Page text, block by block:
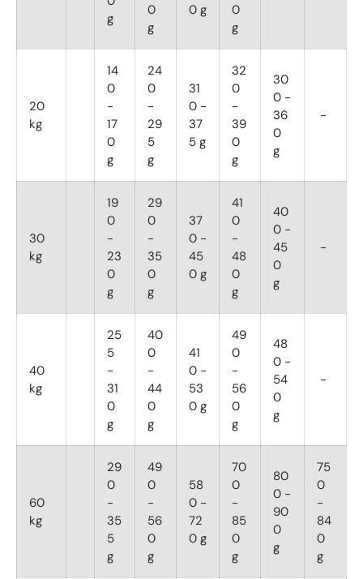
g
0
g
0 g
0
g
20
kg
14
0
-
17
0
g
24
0
-
29
5
g
31
0 -
37
5 g
32
0
-
39
0
g
30
0 -
36
0
g
-
30
kg
19
0
-
23
0
g
29
0
-
35
0
g
37
0 -
45
0 g
41
0
-
48
0
g
40
0 -
45
0
g
-
40
kg
25
5
-
31
0
g
40
0
-
44
0
g
41
0 -
53
0 g
49
0
-
56
0
g
48
0 -
54
0
g
-
60
kg
29
0
-
35
5
g
49
0
-
56
0
g
58
0 -
72
0 g
70
0
-
85
0
g
80
0 -
90
0
g
75
0
-
84
0
g